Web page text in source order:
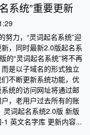
系统”重要更新
努力，“灵词起名系统”迎
，同时最新2.0版起名系
的“灵词起名系统”将不再
是以子域名的形式独立
不断更新系统功能，优
统的访问网址将通过邮
，老用户过去所有的账
灵词起名系统2.0版 新版
1 英文名字库 更新内容...